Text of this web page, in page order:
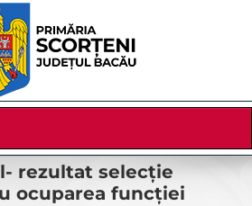
rezultat selecție
ocuparea funcției